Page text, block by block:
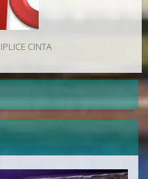
CINTA